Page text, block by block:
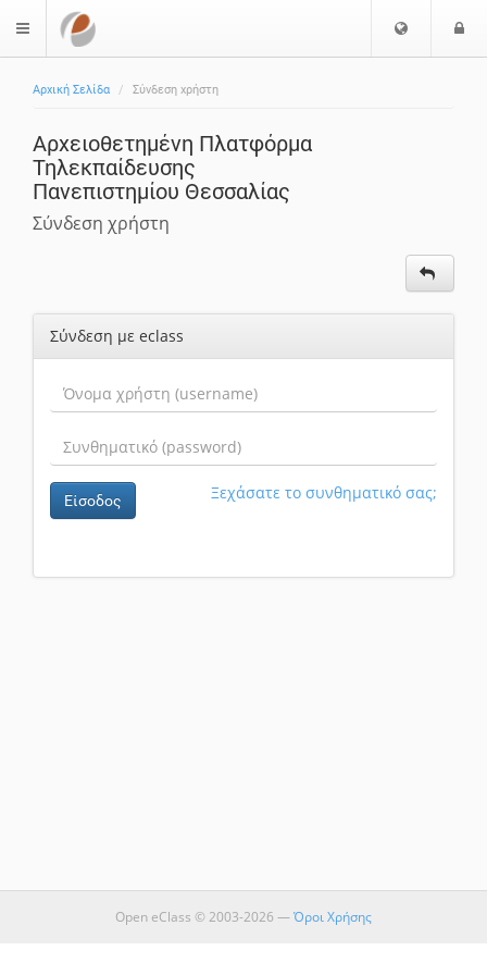
$langMenu
Επιλογή
Αρχική Σελίδα Σύνδεση χρήστη
Αρχειοθετημένη Πλατφόρμα
Τηλεκπαίδευσης
Πανεπιστημίου Θεσσαλίας
Σύνδεση χρήστη
Σύνδεση με eclass
Είσοδος Ξεχάσατε το συνθηματικό σας;
Open eClass © 2003-2026 —Όροι Χρήσης